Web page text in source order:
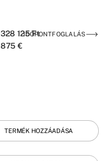
IDŐPONTFOGLALÁS
328 125Ft
875 €
TERMÉK HOZZÁADÁSA